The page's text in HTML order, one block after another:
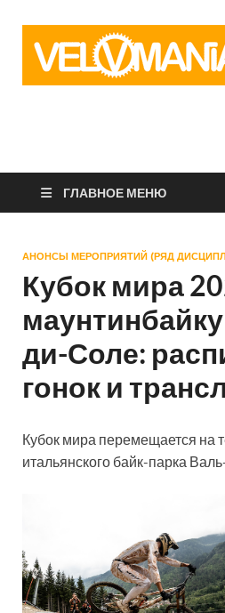
ГЛАВНОЕ МЕНЮ
АНОНСЫ МЕРОПРИЯТИЙ (РЯД
Кубок мира
ди-Соле:
гонок и
Кубок мира перемещается на
итальянского байк-парка